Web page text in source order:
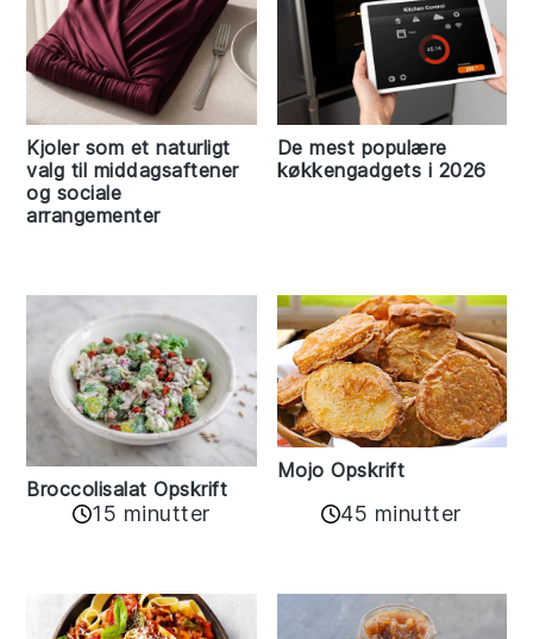
Kjoler som et naturligt
valg til middagsaftener
og sociale
arrangementer
De mest populære
køkkengadgets i 2026
Broccolisalat Opskrift
15 minutter
Mojo Opskrift
45 minutter